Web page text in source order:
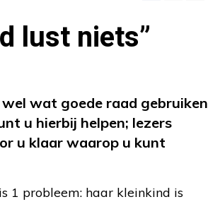
lust niets”
wel wat goede raad gebruiken
u hierbij helpen; lezers
u klaar waarop u kunt
1 probleem: haar kleinkind is